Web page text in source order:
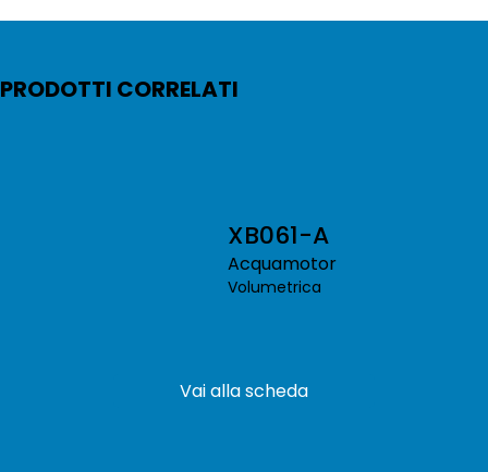
PRODOTTI CORRELATI
XB061-A
Acquamotor
Volumetrica
Vai alla scheda